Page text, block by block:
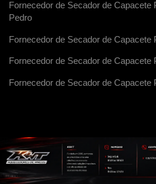
Fornecedor de Secador de Capacete
Pedro
Fornecedor de Secador de Capacete
Fornecedor de Secador de Capacete
Fornecedor de Secador de Capacete